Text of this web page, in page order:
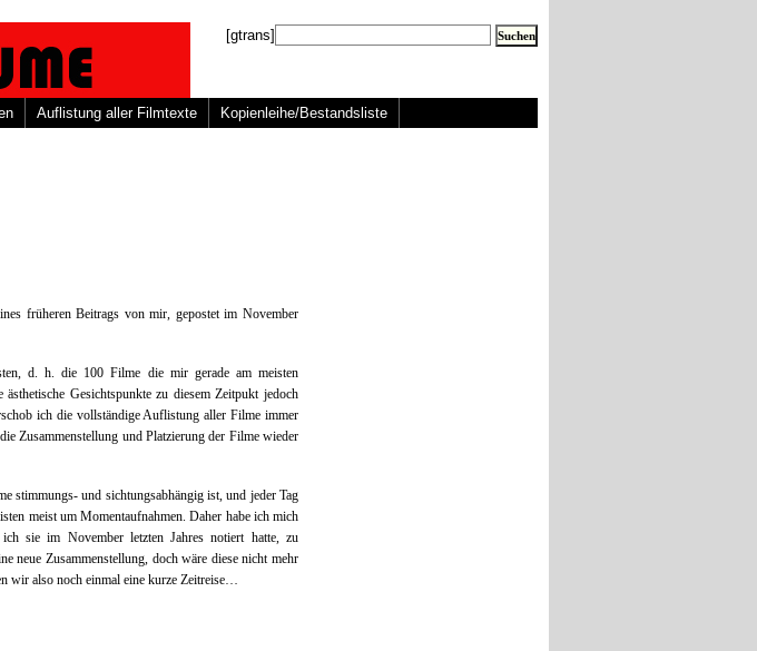
[gtrans]
Auflistung aller Filmtexte Kopienleihe/Bestandsliste
früheren Beitrags von mir, gepostet im November
d. h. die 100 Filme die mir gerade am meisten
Gesichtspunkte zu diesem Zeitpukt jedoch
ich die vollständige Auflistung aller Filme immer
Zusammenstellung und Platzierung der Filme wieder
stimmungs- und sichtungsabhängig ist, und jeder Tag
meist um Momentaufnahmen. Daher habe ich mich
sie im November letzten Jahres notiert hatte, zu
neue Zusammenstellung, doch wäre diese nicht mehr
wir also noch einmal eine kurze Zeitreise…